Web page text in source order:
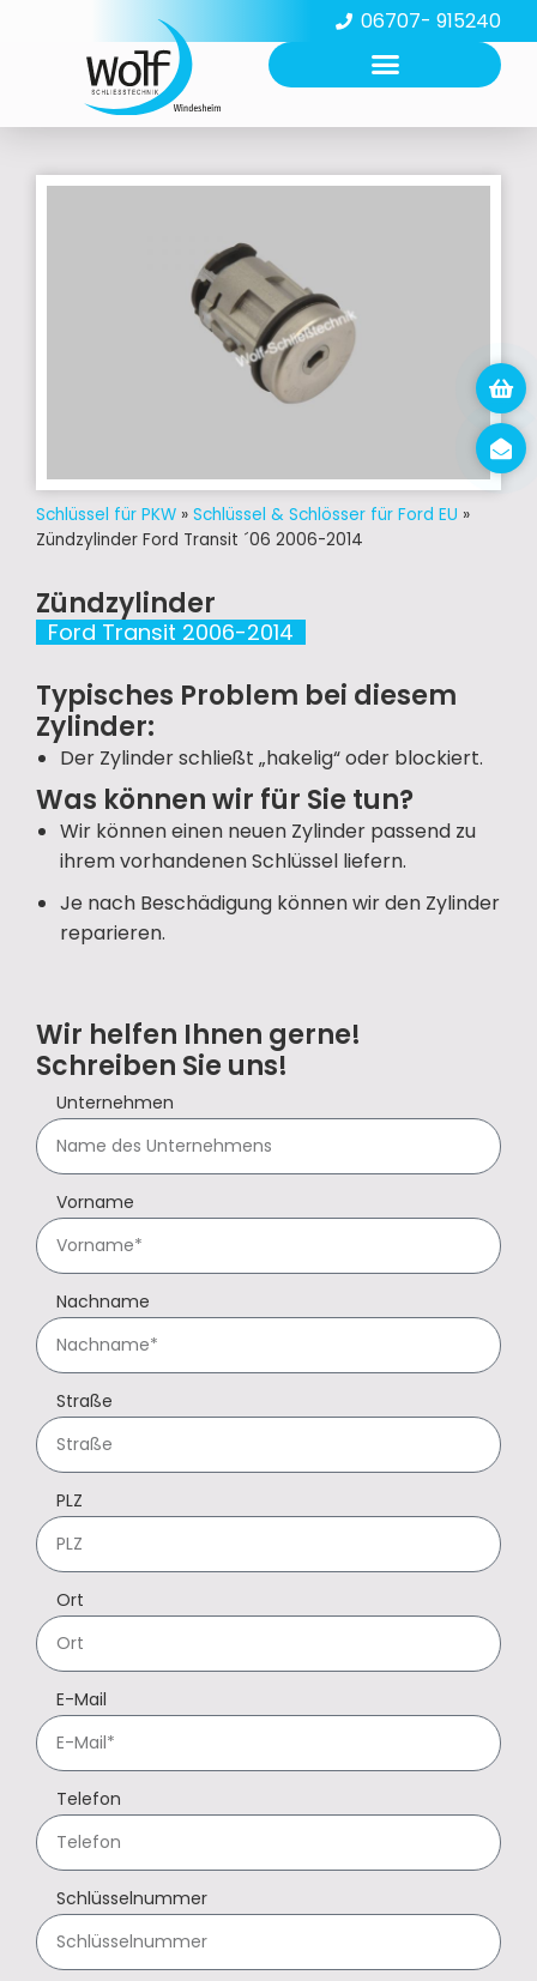
06707- 915240
Schlüssel für PKW » Schlüssel & Schlösser für Ford EU »
Zündzylinder Ford Transit ´06 2006-2014
Zündzylinder
Ford Transit 2006-2014
Typisches Problem bei diesem
Zylinder:
Der Zylinder schließt „hakelig“ oder blockiert.
Was können wir für Sie tun?
Wir können einen neuen Zylinder passend zu
ihrem vorhandenen Schlüssel liefern.
Je nach Beschädigung können wir den Zylinder
reparieren.
Wir helfen Ihnen gerne!
Schreiben Sie uns!
Unternehmen
Vorname
Nachname
Straße
PLZ
Ort
E-Mail
Telefon
Schlüsselnummer